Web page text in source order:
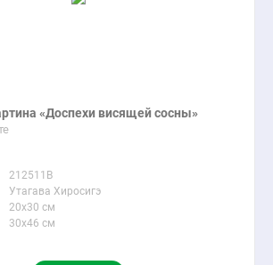
«Доспехи висящей сосны»
212511B
Утагава Хиросигэ
20x30 см
30x46 см